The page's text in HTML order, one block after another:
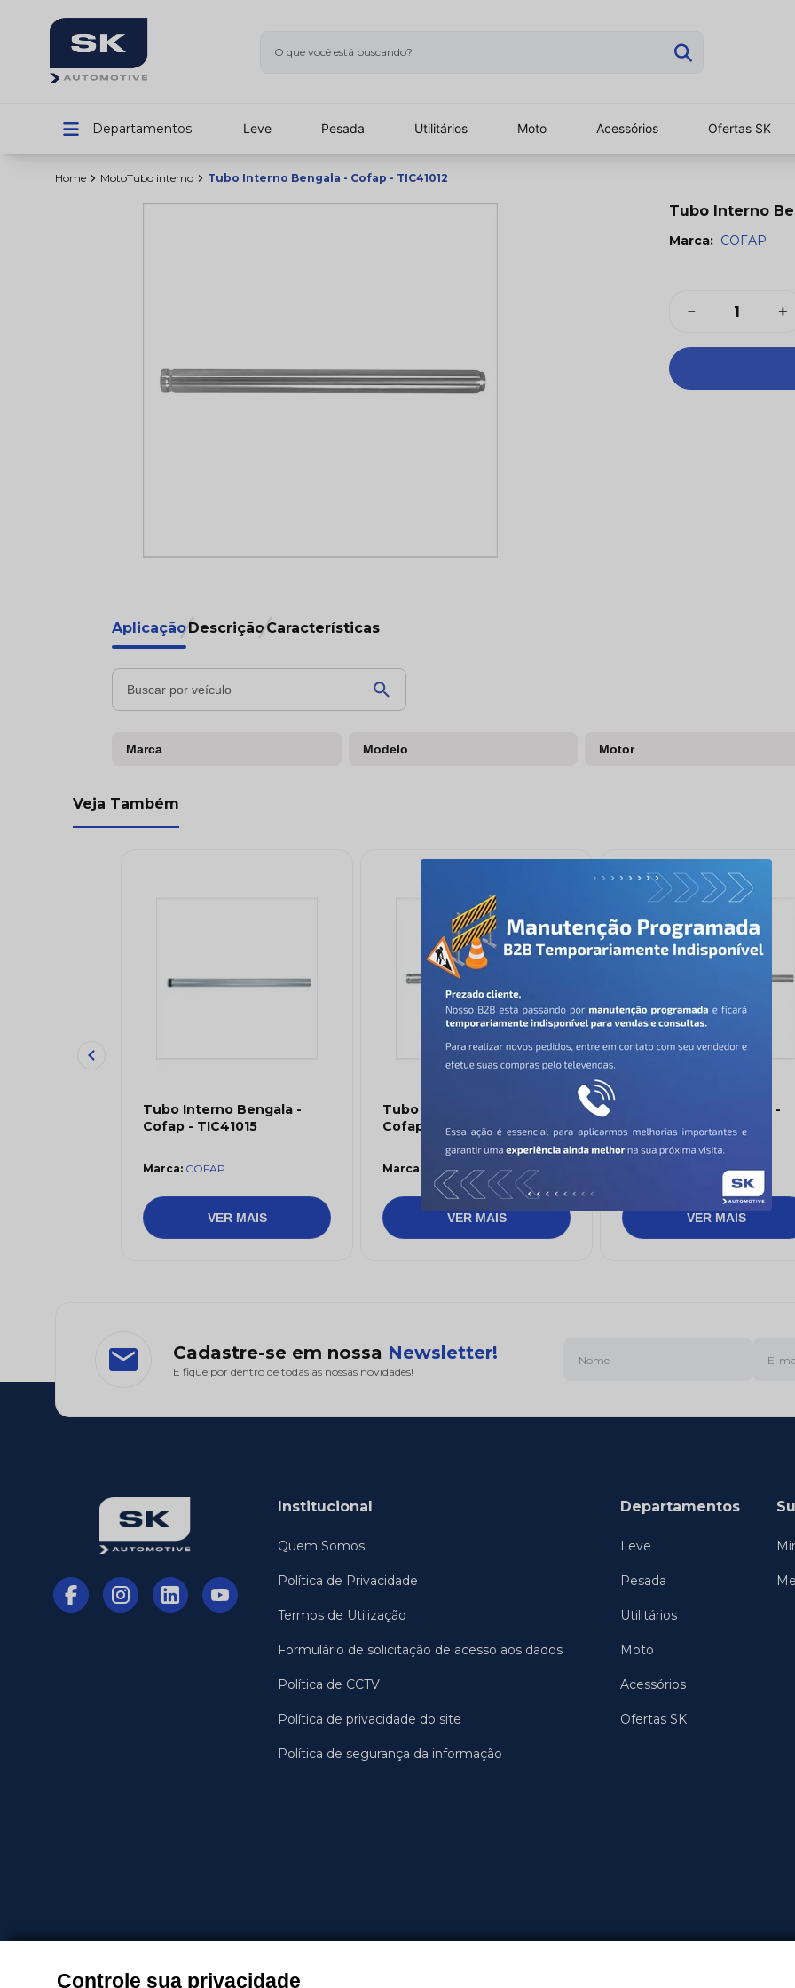
Departamentos Leve Pesada Utilitários Moto Acessórios Ofertas SK
Controle sua privacidade
home moto tubo interno Tubo Interno Bengala - Cofap - TIC41012
Tubo Interno
Marca: COFAP
＋
－
AplicaçãoDescriçãoCaracterísticas
Marca Modelo Motor
Veja Também
Tubo Interno Bengala -
Cofap - TIC41015
COFAP
Tubo Interno Bengala -
Cofap - TIC41014
COFAP
Tubo Interno Bengala -
Cofap - TIC41009
Cadastre-se em nossa Newsletter!
E fique por dentro de todas as nossas novidades!
Institucional
Quem Somos
Política de Privacidade
Termos de Utilização
Formulário de solicitação de acesso aos dados
Política de CCTV
Política de privacidade do site
Política de segurança da informação
Departamentos
Leve
Pesada
Utilitários
Moto
Acessórios
Ofertas SK
calotas